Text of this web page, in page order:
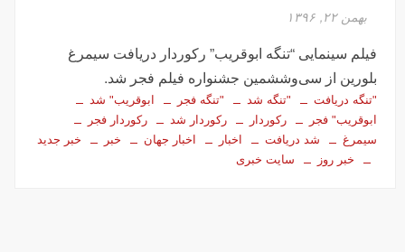
بهمن ۲۲, ۱۳۹۶
فیلم سینمایی “تنگه ابوقریب” رکوردار دریافت سیمرغ
بلورین از سی‌وششمین جشنواره فیلم فجر شد.
"تنگه دریافت "تنگه شد "تنگه فجر
ابوقریب" شد
ابوقریب" فجر
رکوردار رکوردار شد
رکوردار فجر
سیمرغ
شد دریافت اخبار اخبار جهان خبر
خبر جدید
خبر روز
سایت خبری